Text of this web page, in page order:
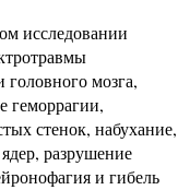
исследовании
мозга,
геморрагии,
стенок, набухание,
разрушение
и гибель